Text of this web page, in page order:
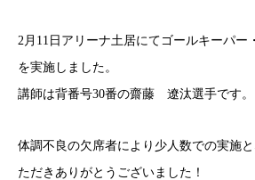
2月11日アリーナ土居にてゴールキーパー
を実施しました。
講師は背番号30番の齋藤 遼汰選手です。
体調不良の欠席者により少人数での実施
ただきありがとうございました！